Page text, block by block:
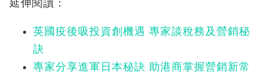
延伸閱讀：
英國疫後吸投資創機遇 專家談稅務及營銷秘
訣
專家分享進軍日本秘訣 助港商掌握營銷新常